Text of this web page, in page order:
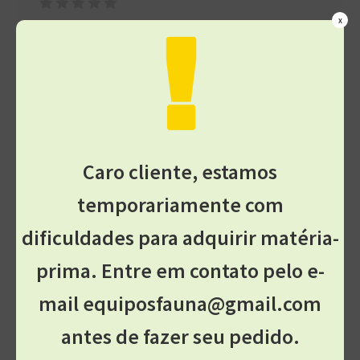
Sua avaliação sobre o produto*
Nome *
E-mail*
x
Caro cliente, estamos
temporariamente com
dificuldades para adquirir matéria-
prima. Entre em contato pelo e-
mail equiposfauna@gmail.com
antes de fazer seu pedido.